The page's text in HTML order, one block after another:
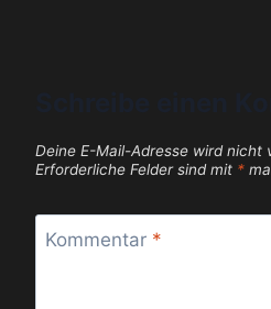
Deine E-Mail-Adresse wird nicht
Erforderliche Felder sind mit *
Kommentar *